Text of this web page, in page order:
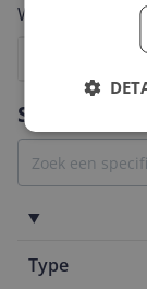
Specificaties
Type
Welk cijfer